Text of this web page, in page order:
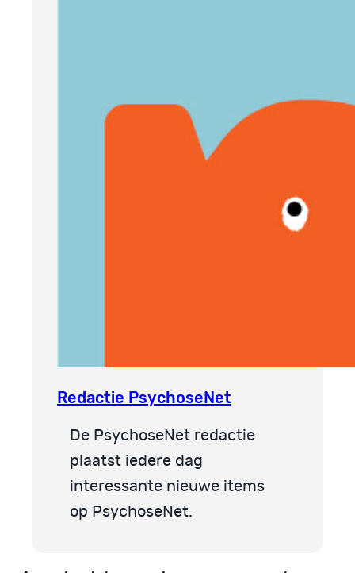
Redactie PsychoseNet
De PsychoseNet redactie
plaatst iedere dag
interessante nieuwe items
op PsychoseNet.